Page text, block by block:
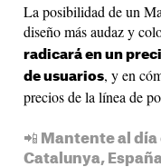
La posibilidad de un
diseño más audaz y
radicará en un
de usuarios, y en
precios de la línea de
📲 Mantente al
Catalunya,